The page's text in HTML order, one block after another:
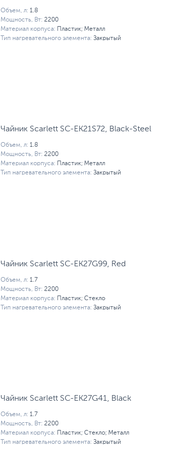
Объем, л: 1.8
Мощность, Вт: 2200
Материал корпуса:
Пластик; Металл
Тип нагревательного элемента: Закрытый
Чайник Scarlett SC-EK21S72, Black-Steel
Объем, л: 1.8
Мощность, Вт: 2200
Материал корпуса:
Пластик; Металл
Тип нагревательного элемента: Закрытый
Чайник Scarlett SC-EK27G99, Red
Объем, л: 1.7
Мощность, Вт: 2200
Материал корпуса:
Пластик; Стекло
Тип нагревательного элемента: Закрытый
Чайник Scarlett SC-EK27G41, Black
Объем, л: 1.7
Мощность, Вт: 2200
Материал корпуса:
Пластик; Стекло; Металл
Тип нагревательного элемента: Закрытый